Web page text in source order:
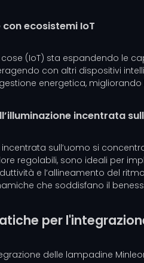
ecosistemi IoT
cose (IoT) sta espandendo le
con altri dispositivi
energetica,
incentrata
incentrata sull’uomo si
regolabili, sono ideali per
e l’allineamento del
che soddisfano il
per
delle lampadine